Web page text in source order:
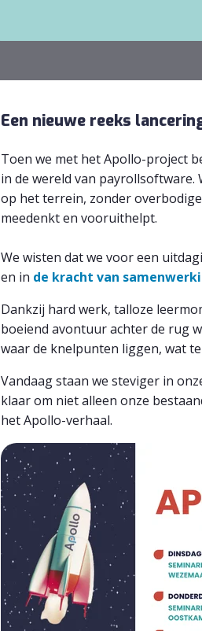
Een nieuwe reeks
Toen we met het Apollo-project
in de wereld van payrollsoftware.
op het terrein, zonder
meedenkt en vooruithelpt.
We wisten dat we voor een
en in de kracht van
Dankzij hard werk, talloze
boeiend avontuur achter de rug
waar de knelpunten liggen, wat
Vandaag staan we steviger in
klaar om niet alleen onze
het Apollo-verhaal.